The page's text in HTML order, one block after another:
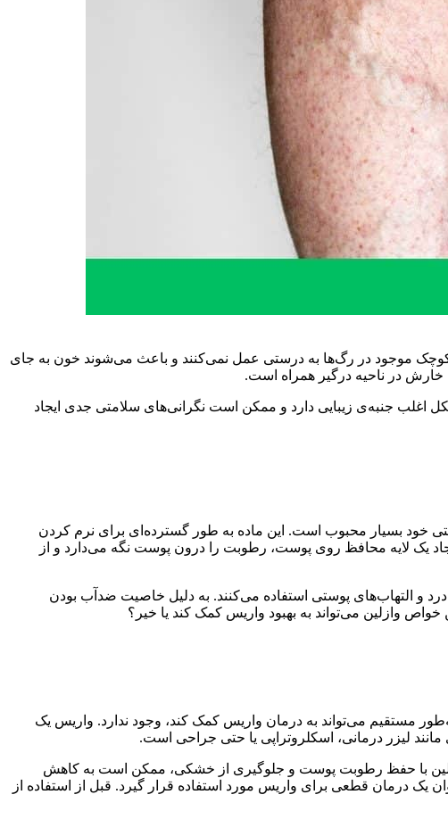
موجود در رگ‌ها به درستی عمل نمی‌کنند و باعث می‌شوند خون به جای
خارش در ناحیه درگیر همراه است.
اغلب جنبه‌ی زیبایی دارد و ممکن است نگرانی‌های سلامتی جدی ایجاد
خود بسیار محبوب است. این ماده به طور گسترده‌ای برای نرم کردن
یک لایه محافظ روی پوست، رطوبت را درون پوست نگه می‌دارد و از
و التهاب‌های پوستی استفاده می‌کنند. به دلیل خاصیت ضدآب بودن
وازلین می‌تواند به بهبود واریس کمک کند یا خیر؟
مستقیم می‌تواند به درمان واریس کمک کند، وجود ندارد. واریس یک
لیزر درمانی، اسکلروتراپی یا حتی جراحی است.
وازلین با حفظ رطوبت پوست و جلوگیری از خشکی، ممکن است به کاهش
یک درمان قطعی برای واریس مورد استفاده قرار گیرد. قبل از استفاده از